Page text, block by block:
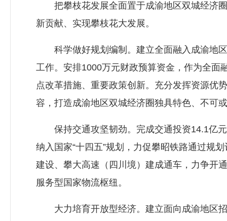
把攀枝花发展全面置于成渝地区双城经济圈
新贡献、实现攀枝花大发展。
科学做好规划编制。建立全面融入成渝地区
工作。安排1000万元财政预算资金，作为全面
点改革措施、重要政策创新。充分发挥资源优
容，打造成渝地区双城经济圈独具特色、不可
保持交通攻坚韧劲。完成交通投资14.1亿元
纳入国家“十四五”规划，力促攀昭铁路通过规
建设、攀大高速（四川境）建成通车，力争开
服务型国家物流枢纽。
大力培育开放型经济。建立面向成渝地区招